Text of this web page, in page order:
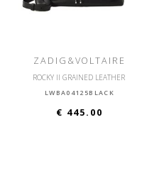
ZADIG&VOLTAIRE
ROCKY II GRAINED LEATHER
LWBA04125BLACK
€ 445.00